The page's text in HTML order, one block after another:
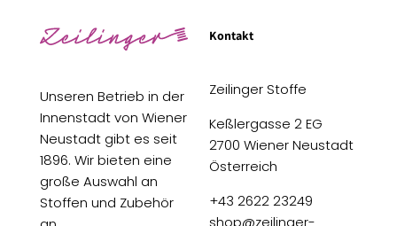
Unseren Betrieb in der
Innenstadt von Wiener
Neustadt gibt es seit
1896. Wir bieten eine
große Auswahl an
Stoffen und Zubehör
Kontakt
Zeilinger Stoffe
Keßlergasse 2 EG
2700 Wiener Neustadt
Österreich
+43 2622 23249
shop@zeilinger-